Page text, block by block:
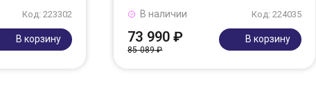
Код: 223302
В корзину
Код: 224035
В наличии
73 990 ₽
85 089 ₽
В корзину